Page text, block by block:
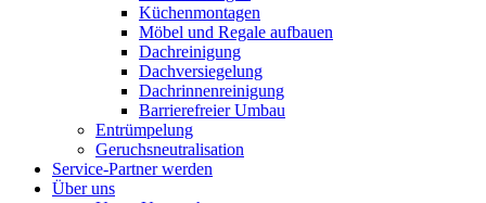
Küchenmontagen
Möbel und Regale aufbauen
Dachreinigung
Dachversiegelung
Dachrinnenreinigung
Barrierefreier Umbau
Entrümpelung
Geruchsneutralisation
Service-Partner werden
Über uns